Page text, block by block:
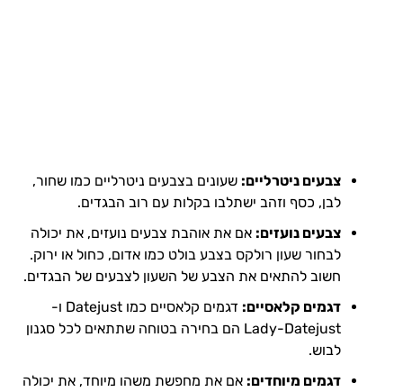
צבעים ניטרליים: שעונים בצבעים ניטרליים כמו שחור,
לבן, כסף וזהב ישתלבו בקלות עם רוב הבגדים.
צבעים נועזים: אם את אוהבת צבעים נועזים, את יכולה
לבחור שעון רולקס בצבע בולט כמו אדום, כחול או ירוק.
חשוב להתאים את הצבע של השעון לצבעים של הבגדים.
דגמים קלאסיים:
דגמים קלאסיים כמו Datejust ו-
Lady-Datejust הם בחירה בטוחה שתתאים לכל סגנון
לבוש.
דגמים מיוחדים: אם את מחפשת משהו מיוחד, את יכולה